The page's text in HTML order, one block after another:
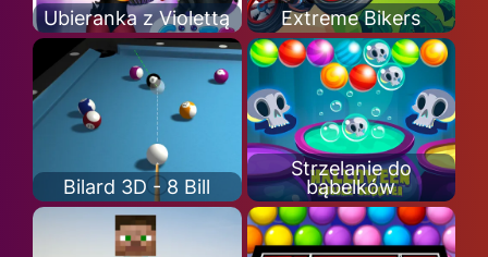
Ubieranka z Violettą Extreme Bikers
Bilard 3D - 8 Bill
Strzelanie do
bąbelków